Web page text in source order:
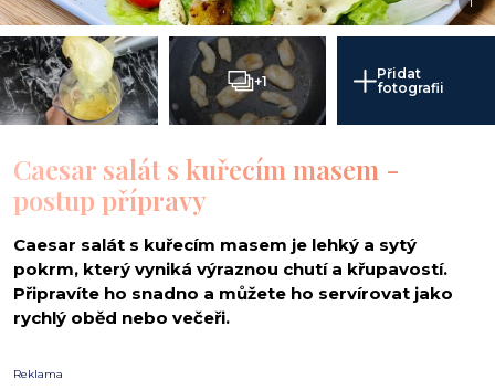
+1
Přidat
fotografii
Caesar salát s kuřecím masem -
postup přípravy
Caesar salát s kuřecím masem je lehký a sytý
pokrm, který vyniká výraznou chutí a křupavostí.
Připravíte ho snadno a můžete ho servírovat jako
rychlý oběd nebo večeři.
Reklama